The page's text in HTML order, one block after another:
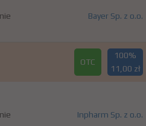
Bayer Sp. z o.o.
OTC
100%
11,00 zł
Inpharm Sp. z o.o.